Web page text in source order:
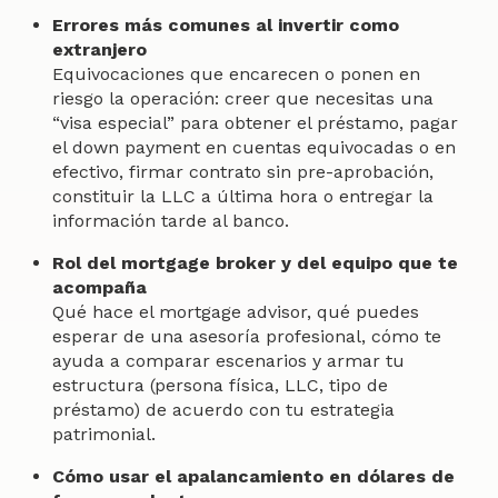
Errores más comunes al invertir como
extranjero
Equivocaciones que encarecen o ponen en
riesgo la operación: creer que necesitas una
“visa especial” para obtener el préstamo, pagar
el down payment en cuentas equivocadas o en
efectivo, firmar contrato sin pre-aprobación,
constituir la LLC a última hora o entregar la
información tarde al banco.
Rol del mortgage broker y del equipo que te
acompaña
Qué hace el mortgage advisor, qué puedes
esperar de una asesoría profesional, cómo te
ayuda a comparar escenarios y armar tu
estructura (persona física, LLC, tipo de
préstamo) de acuerdo con tu estrategia
patrimonial.
Cómo usar el apalancamiento en dólares de